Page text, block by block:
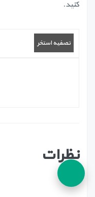
کنید.
تصفیه استخر
نظرات